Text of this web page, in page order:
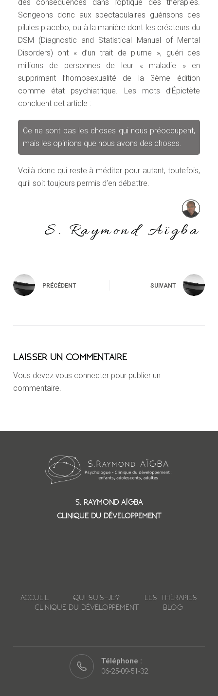
des conséquences dans l’optique des thérapies.
Songeons donc aux spectaculaires guérisons des
pilules placebo, ou à la manière dont les créateurs du
DSM (Diagnostic and Statistical Manual of Mental
Disorders) ont « d’un trait de plume », guéri des
millions de personnes de leur « maladie » en
supprimant l’homosexualité de la 3ème édition
comme état psychiatrique. Les mots d’Épictète
concluent cet article :
Ce ne sont pas les choses qui nous préoccupent,
mais les opinions que nous avons des choses.
Voilà donc qui reste à méditer pour autant, toutefois,
qu’il soit toujours permis d’en débattre.
S. Raymond Aïgba
PRÉCÉDENT SUIVANT
LAISSER UN COMMENTAIRE
Vous devez vous connecterpour publier un
commentaire.
S. RAYMOND AÏGBA
CLINIQUE DU DÉVELOPPEMENT
ACCUEIL QUI SUIS-JE?
LES THÉRAPIES
CLINIQUE DU DÉVELOPPEMENT
BLOG
Téléphone :
06-25-09-51-32